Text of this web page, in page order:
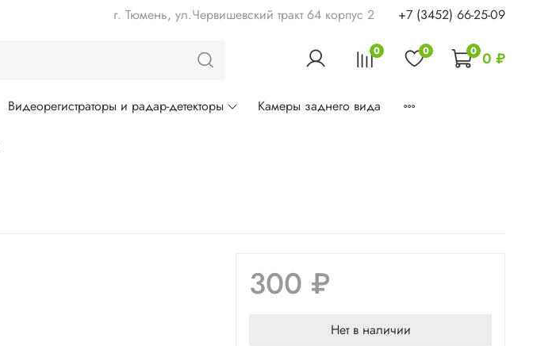
г. Тюмень, ул.Червишевский тракт 64 корпус 2 +7 (3452) 66-25-09
0 0 0 0 ₽
Видеорегистраторы и радар-детекторы Камеры заднего вида
300 ₽
Нет в наличии